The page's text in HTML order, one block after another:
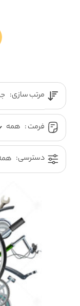
مرتب سازی:
فرمت :
دسترسی: